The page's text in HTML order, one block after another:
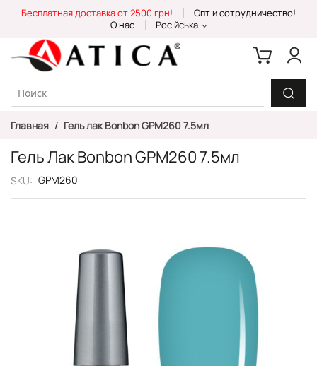
Content
Бесплатная доставка от 2500 грн!
Опт и сотрудничество!
О нас
Російська
Главная Гель лак Bonbon GPM260 7.5мл
Гель Лак Bonbon GPM260 7.5мл
SKU GPM260
изображений